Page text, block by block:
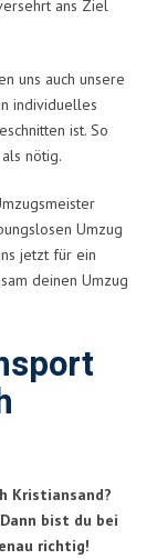
ans Ziel
uns auch unsere
individuelles
ist. So
nötig.
Umzug
jetzt für ein
deinen Umzug
Kristiansand?
bist du bei
richtig!